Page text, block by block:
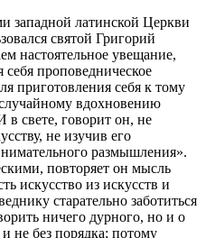
западной латинской Церкви
святой Григорий
настоятельное увещание,
проповедническое
приготовления себя к тому
вдохновению
свете, говорит он, не
не изучив его
размышления».
повторяет он мысль
искусство из искусств и
старательно заботиться
ничего дурного, но и о
не без порядка; потому